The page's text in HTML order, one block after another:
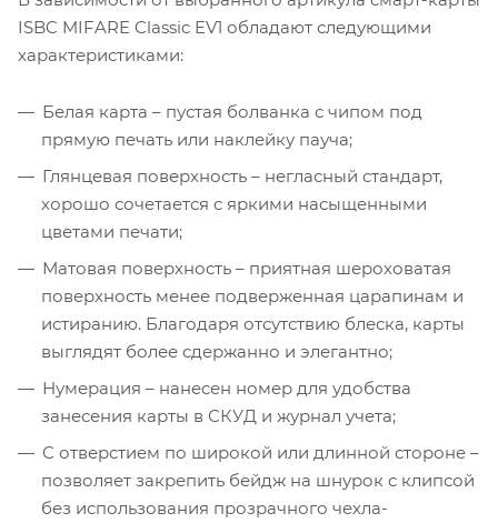
ISBC MIFARE Classic EV1 обладают следующими
характеристиками:
Белая карта – пустая болванка с чипом под
прямую печать или наклейку пауча;
Глянцевая поверхность – негласный стандарт,
хорошо сочетается с яркими насыщенными
цветами печати;
Матовая поверхность – приятная шероховатая
поверхность менее подверженная царапинам и
истиранию. Благодаря отсутствию блеска, карты
выглядят более сдержанно и элегантно;
Нумерация – нанесен номер для удобства
занесения карты в СКУД и журнал учета;
С отверстием по широкой или длинной стороне –
позволяет закрепить бейдж на шнурок с клипсой
без использования прозрачного чехла-